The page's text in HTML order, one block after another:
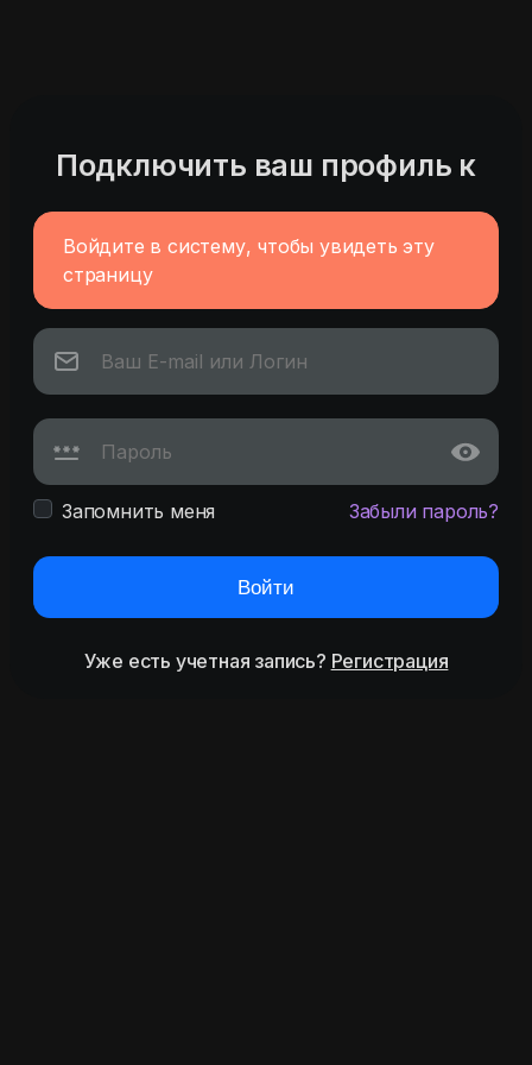
Подключить ваш профиль к
Войдите в систему, чтобы увидеть эту
страницу
Запомнить меня Забыли пароль?
Войти
Уже есть учетная запись? Регистрация